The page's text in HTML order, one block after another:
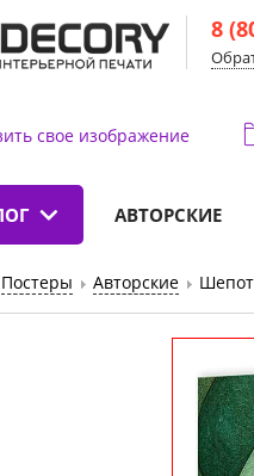
8
свое изображение
АВТОРСКИЕ
Постеры Авторские